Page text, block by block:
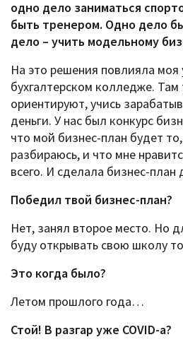
одно дело заниматься
быть тренером. Одно дело
дело – учить модельному
На это решения повлияла моя
бухгалтерском колледже. Там
ориентируют, учись
деньги. У нас был конкурс
что мой бизнес-план будет
разбираюсь, и что мне
всего. И сделала бизнес-
Победил твой бизнес-план?
Нет, занял второе место. Но
буду открывать свою школу
Это когда было?
Летом прошлого года…
Стой! В разгар уже COVID-а?